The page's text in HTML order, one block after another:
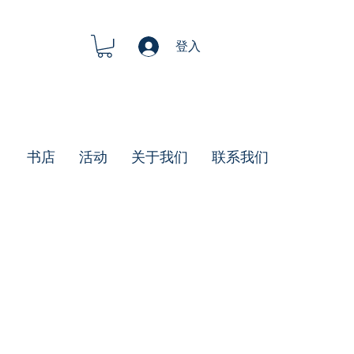
登入
书店 活动 关于我们 联系我们